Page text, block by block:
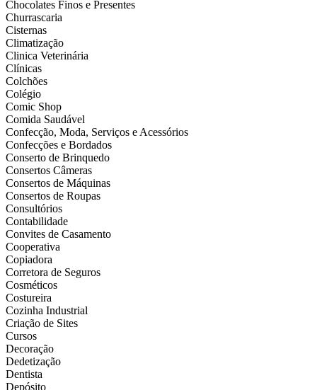
Chocolates Finos e Presentes
Churrascaria
Cisternas
Climatização
Clinica Veterinária
Clínicas
Colchões
Colégio
Comic Shop
Comida Saudável
Confecção, Moda, Serviços e Acessórios
Confecções e Bordados
Conserto de Brinquedo
Consertos Câmeras
Consertos de Máquinas
Consertos de Roupas
Consultórios
Contabilidade
Convites de Casamento
Cooperativa
Copiadora
Corretora de Seguros
Cosméticos
Costureira
Cozinha Industrial
Criação de Sites
Cursos
Decoração
Dedetização
Dentista
Depósito